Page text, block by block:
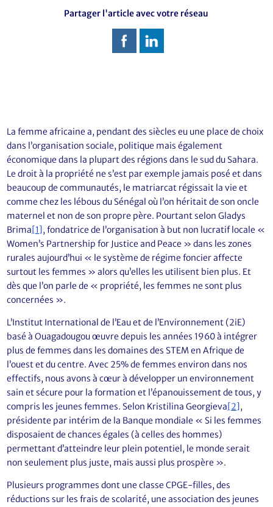
Partager l'article avec votre réseau
La femme africaine a, pendant des siècles eu une place de choix
dans l’organisation sociale, politique mais également
économique dans la plupart des régions dans le sud du Sahara.
Le droit à la propriété ne s’est par exemple jamais posé et dans
beaucoup de communautés, le matriarcat régissait la vie et
comme chez les lébous du Sénégal où l’on héritait de son oncle
maternel et non de son propre père. Pourtant selon Gladys
Brima [1] , fondatrice de l’organisation à but non lucratif locale «
Women’s Partnership for Justice and Peace » dans les zones
rurales aujourd’hui « le système de régime foncier affecte
surtout les femmes » alors qu’elles les utilisent bien plus. Et
dès que l’on parle de « propriété, les femmes ne sont plus
concernées ».
L’Institut International de l’Eau et de l’Environnement (2iE)
basé à Ouagadougou œuvre depuis les années 1960 à intégrer
plus de femmes dans les domaines des STEM en Afrique de
l’ouest et du centre. Avec 25% de femmes environ dans nos
effectifs, nous avons à cœur à développer un environnement
sain et sécure pour la formation et l’épanouissement de tous, y
compris les jeunes femmes. Selon Kristilina Georgieva [2] ,
présidente par intérim de la Banque mondiale « Si les femmes
disposaient de chances égales (à celles des hommes)
permettant d’atteindre leur plein potentiel, le monde serait
non seulement plus juste, mais aussi plus prospère ».
Plusieurs programmes dont une classe CPGE-filles, des
réductions sur les frais de scolarité, une association des jeunes